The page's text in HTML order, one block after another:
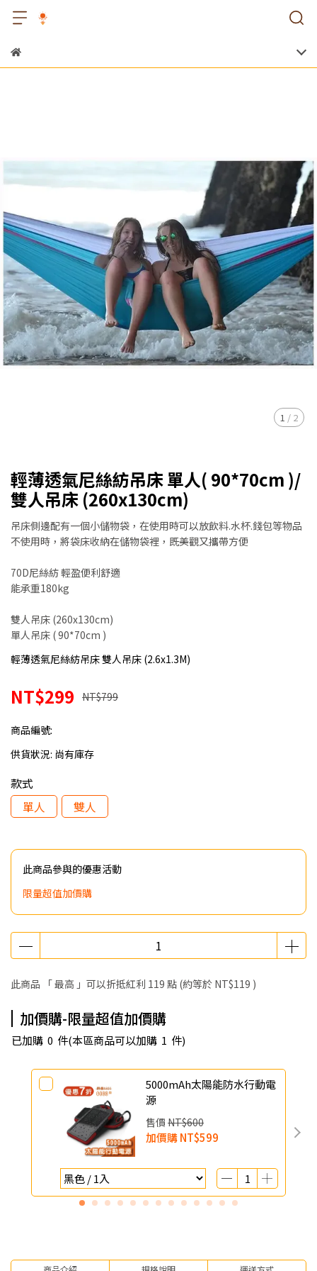
1 / 2
輕薄透氣尼絲紡吊床 單人( 90*70cm )/
雙人吊床 (260x130cm)
吊床側邊配有一個小儲物袋，在使用時可以放飲料.水杯.錢包等物品
不使用時，將袋床收納在儲物袋裡，既美觀又攜帶方便
70D尼絲紡 輕盈便利舒適
能承重180kg
雙人吊床 (260x130cm)
單人吊床 ( 90*70cm )
輕薄透氣尼絲紡吊床 雙人吊床 (2.6x1.3M)
NT$299 NT$799
商品編號:
供貨狀況: 尚有庫存
款式
單人
雙人
此商品參與的優惠活動
限量超值加價購
此商品 「 最高 」可以折抵紅利 119 點 (約等於 NT$119 )
加價購-限量超值加價購
已加購 0 件(本區商品可以加購 1 件)
5000mAh太陽能防水行動電
源
售價 NT$600
加價購NT$599